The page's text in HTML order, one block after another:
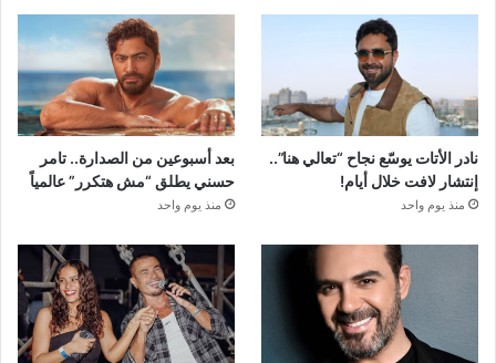
نادر الأتات يوسّع نجاح “تعالي هنا”..
إنتشار لافت خلال أيام!
منذ يوم واحد
بعد أسبوعين من الصدارة.. تامر
حسني يطلق “مش هتكرر” عالمياً
منذ يوم واحد